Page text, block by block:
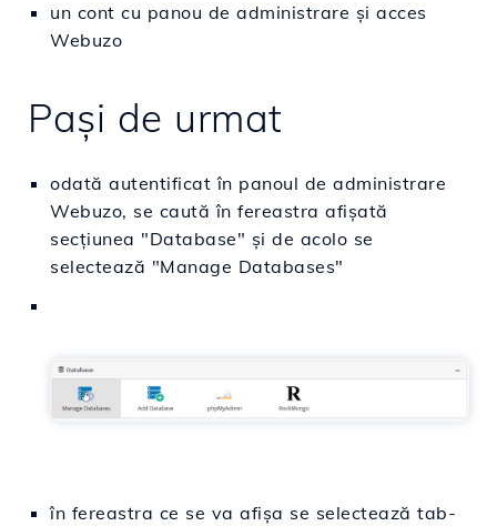
un cont cu panou de administrare și acces
Webuzo
Paşi de urmat
odată autentificat în panoul de administrare
Webuzo, se caută în fereastra afișată
secțiunea "Database" și de acolo se
selectează "Manage Databases"
în fereastra ce se va afișa se selectează tab-